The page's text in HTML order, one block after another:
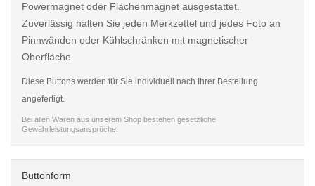
Powermagnet oder Flächenmagnet ausgestattet.
Zuverlässig halten Sie jeden Merkzettel und jedes Foto an
Pinnwänden oder Kühlschränken mit magnetischer
Oberfläche.
Diese Buttons werden für Sie individuell nach Ihrer Bestellung
angefertigt.
Bei allen Waren aus unserem Shop bestehen gesetzliche
Gewährleistungsansprüche.
Buttonform